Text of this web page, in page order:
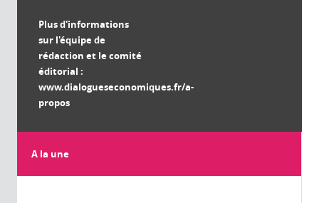
Plus d'informations
sur l'équipe de
rédaction et le comité
éditorial :
www.dialogueseconomiques.fr/a-
propos
A la une